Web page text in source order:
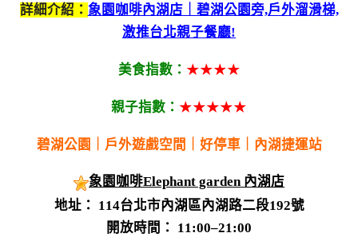
詳細介紹： 象園咖啡內湖店｜碧湖公園旁,戶外溜滑梯,
激推台北親子餐廳!
美食指數： ★★★★
親子指數： ★★★★★
碧湖公園｜戶外遊戲空間｜好停車｜內湖捷運站
象園咖啡Elephant garden 內湖店
地址： 114台北市內湖區內湖路二段192號
開放時間： 11:00–21:00